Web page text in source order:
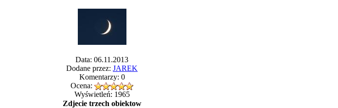
Data: 06.11.2013
Dodane przez: JAREK
Komentarzy: 0
Ocena:
Wyświetleń: 1965
Zdjecie trzech obiektow